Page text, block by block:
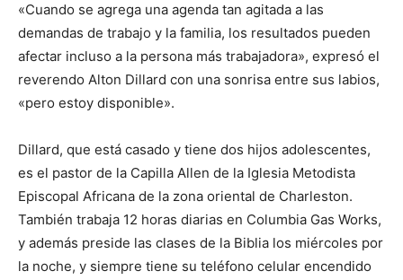
«Cuando se agrega una agenda tan agitada a las
demandas de trabajo y la familia, los resultados pueden
afectar incluso a la persona más trabajadora», expresó el
reverendo Alton Dillard con una sonrisa entre sus labios,
«pero estoy disponible».
Dillard, que está casado y tiene dos hijos adolescentes,
es el pastor de la Capilla Allen de la Iglesia Metodista
Episcopal Africana de la zona oriental de Charleston.
También trabaja 12 horas diarias en Columbia Gas Works,
y además preside las clases de la Biblia los miércoles por
la noche, y siempre tiene su teléfono celular encendido